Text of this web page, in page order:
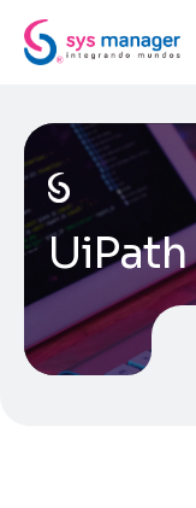
UiPath